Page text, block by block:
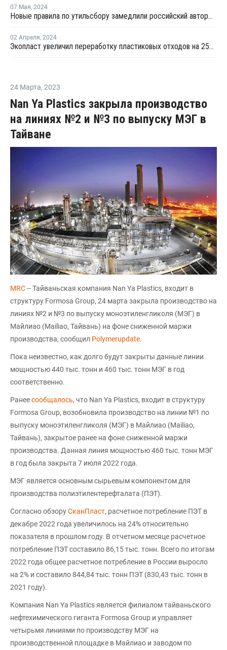
07 Мая, 2024
Новые правила по утильсбору замедлили российский авторынок в апреле
02 Апреля, 2024
Экопласт увеличил переработку пластиковых отходов на 25% в прошлом году
24 Марта, 2023
Nan Ya Plastics закрыла производство
на линиях №2 и №3 по выпуску МЭГ в
Тайване
MRC-- Тайваньская компания Nan Ya Plastics, входит в
структуру Formosa Group, 24 марта закрыла производство на
линиях №2 и №3 по выпуску моноэтиленгликоля (МЭГ) в
Майлиао (Mailiao, Тайвань) на фоне сниженной маржи
производства, сообщил Polymerupdate.
Пока неизвестно, как долго будут закрыты данные линии
мощностью 440 тыс. тонн и 460 тыс. тонн МЭГ в год
соответственно.
Ранеесообщалось, что Nan Ya Plastics, входит в структуру
Formosa Group, возобновила производство на линии №1 по
выпуску моноэтиленгликоля (МЭГ) в Майлиао (Mailiao,
Тайвань), закрытое ранее на фоне сниженной маржи
производства. Данная линия мощностью 460 тыс. тонн МЭГ
в год была закрыта 7 июля 2022 года.
МЭГ является основным сырьевым компонентом для
производства полиэтилентерефталата (ПЭТ).
Согласно обзоруСканПласт, расчетное потребление ПЭТ в
декабре 2022 года увеличилось на 24% относительно
показателя в прошлом году. В отчетном месяце расчетное
потребление ПЭТ составило 86,15 тыс. тонн. Всего по итогам
2022 года общее расчетное потребление в России выросло
на 2% и составило 844,84 тыс. тонн ПЭТ (830,43 тыс. тонн в
2021 году).
Компания Nan Ya Plastics является филиалом тайваньского
нефтехимического гиганта Formosa Group и управляет
четырьмя линиями по производству МЭГ на
производственной площадке в Майлиао и заводом по